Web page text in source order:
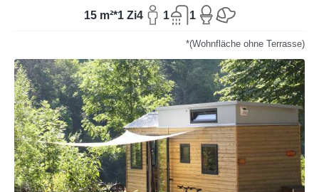
15 m²*1 Zi4 1 1
*(Wohnfläche ohne Terrasse)